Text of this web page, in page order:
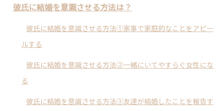
彼氏に結婚を意識させる方法は？
彼氏に結婚を意識させる方法①家事で家庭的なことをアピー
ルする
彼氏に結婚を意識させる方法②一緒にいてやすらぐ女性にな
る
彼氏に結婚を意識させる方法③友達が結婚したことを報告す